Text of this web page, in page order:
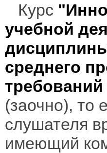
Курс
учебной
среднего
(заочно), то
слушателя
имеющий